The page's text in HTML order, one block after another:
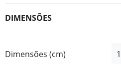
DIMENSÕES
Dimensões (cm)